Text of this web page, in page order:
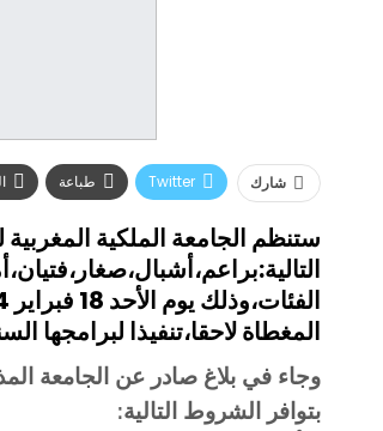
شارك Twitter طباعة
ستنظم الجامعة الملكية
المغطاة لاحقا،تنفيذا لبرامجها
بتوافر الشروط التالية: